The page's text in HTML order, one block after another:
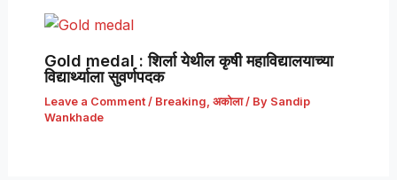
Gold medal : शिर्ला येथील कृषी महाविद्यालयाच्या
विद्यार्थ्याला सुवर्णपदक
Leave a Comment / Breaking अकोला/ By Sandip
Wankhade